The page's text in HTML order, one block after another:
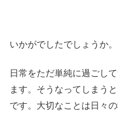
いかがでしたでしょうか。
日常をただ単純に過ごし
ます。そうなってしまう
です。大切なことは日々